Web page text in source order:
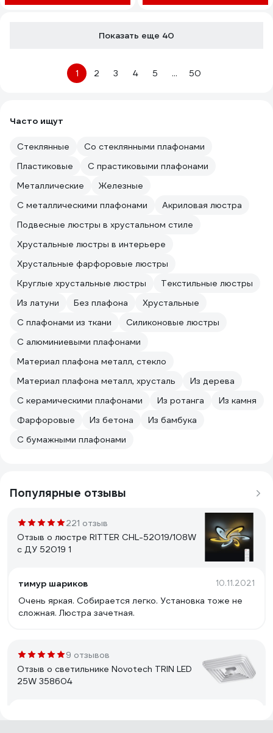
Показать еще 40
1 2 3 4 5 ... 50
Часто ищут
Стеклянные
Со стеклянными плафонами
Пластиковые
С прастиковыми плафонами
Металлические
Железные
С металлическими плафонами
Акриловая люстра
Подвесные люстры в хрустальном стиле
Хрустальные люстры в интерьере
Хрустальные фарфоровые люстры
Круглые хрустальные люстры
Текстильные люстры
Из латуни
Без плафона
Хрустальные
С плафонами из ткани
Силиконовые люстры
С алюминиевыми плафонами
Материал плафона металл, стекло
Материал плафона металл, хрусталь
Из дерева
С керамическими плафонами
Из ротанга
Из камня
Фарфоровые
Из бетона
Из бамбука
С бумажными плафонами
Популярные отзывы
221 отзыв
Отзыв о люстре RITTER CHL-52019/108W
с ДУ 52019 1
тимур шариков 10.11.2021
Очень яркая. Собирается легко. Установка тоже не
сложная. Люстра зачетная.
9 отзывов
Отзыв о светильнике Novotech TRIN LED
25W 358604